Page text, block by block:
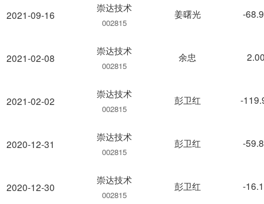
2021-09-16
2021-02-08
2021-02-02
2020-12-31
2020-12-30
崇达技术
002815
姜曙光 -
崇达技术
002815
余忠
崇达技术
002815
彭卫红 -
崇达技术
002815
彭卫红 -
崇达技术
002815
彭卫红 -